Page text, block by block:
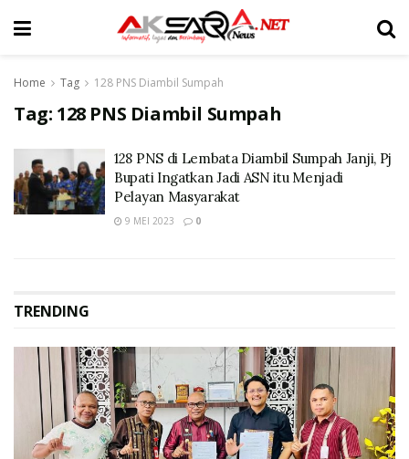
Home Tag 128 PNS Diambil Sumpah
Tag: 128 PNS Diambil Sumpah
128 PNS di Lembata Diambil Sumpah Janji, Pj
Bupati Ingatkan Jadi ASN itu Menjadi
Pelayan Masyarakat
9 MEI 2023 0
TRENDING